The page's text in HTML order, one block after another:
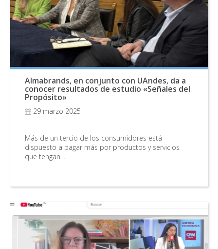
Almabrands, en conjunto con UAndes, da a
conocer resultados de estudio «Señales del
Propósito»
29 marzo 2025
Más de un tercio de los consumidores está
dispuesto a pagar más por productos y servicios
que tengan…